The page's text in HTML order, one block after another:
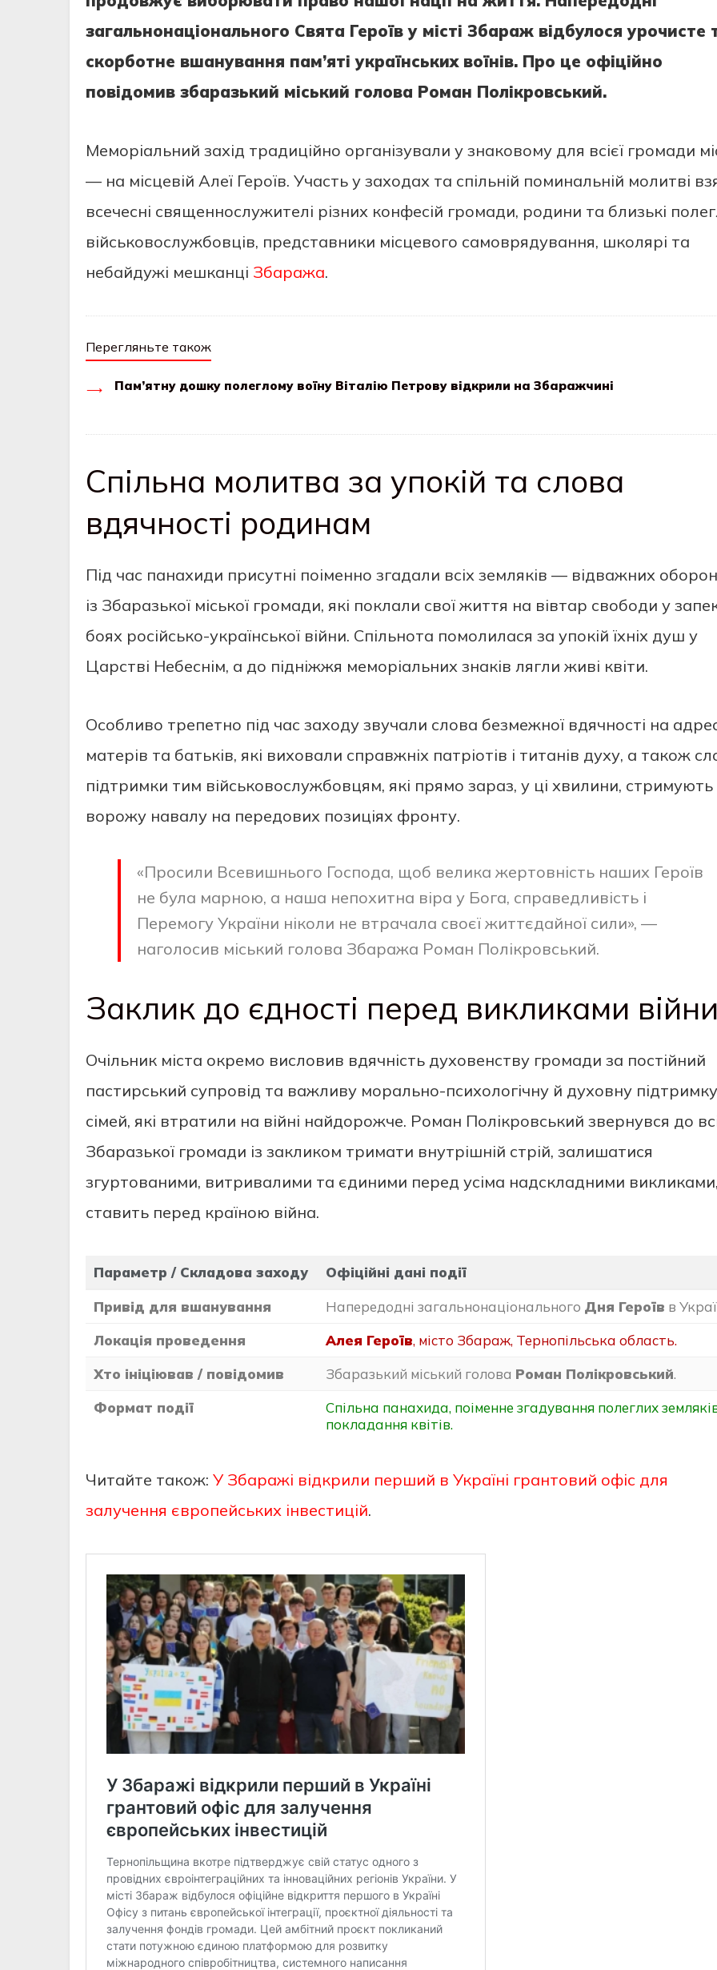
загальнонаціонального Свята Героїв у місті Збараж відбулося урочисте
скорботне вшанування пам’яті українських воїнів. Про це офіційно
повідомив збаразький міський голова Роман Полікровський.
Меморіальний захід традиційно організували у знаковому для всієї громади
— на місцевій Алеї Героїв. Участь у заходах та спільній поминальній молитві
всечесні священнослужителі різних конфесій громади, родини та близькі
військовослужбовців, представники місцевого самоврядування, школярі та
небайдужі мешканці Збаража.
Перегляньте також
Пам’ятну дошку полеглому воїну Віталію Петрову відкрили на Збаражчині
Спільна молитва за упокій та слова
вдячності родинам
Під час панахиди присутні поіменно згадали всіх земляків — відважних
із Збаразької міської громади, які поклали свої життя на вівтар свободи у
боях російсько-української війни. Спільнота помолилася за упокій їхніх душ у
Царстві Небеснім, а до підніжжя меморіальних знаків лягли живі квіти.
Особливо трепетно під час заходу звучали слова безмежної вдячності на
матерів та батьків, які виховали справжніх патріотів і титанів духу, а також
підтримки тим військовослужбовцям, які прямо зараз, у ці хвилини, стримують
ворожу навалу на передових позиціях фронту.
«Просили Всевишнього Господа, щоб велика жертовність наших Героїв
не була марною, а наша непохитна віра у Бога, справедливість і
Перемогу України ніколи не втрачала своєї життєдайної сили», —
наголосив міський голова Збаража Роман Полікровський.
Заклик до єдності перед викликами війни
Очільник міста окремо висловив вдячність духовенству громади за постійний
пастирський супровід та важливу морально-психологічну й духовну підтримку
сімей, які втратили на війні найдорожче. Роман Полікровський звернувся до
Збаразької громади із закликом тримати внутрішній стрій, залишатися
згуртованими, витривалими та єдиними перед усіма надскладними викликами,
ставить перед країною війна.
Параметр / Складова заходу Офіційні дані події
Привід для вшанування Напередодні загальнонаціонального Дня Героїв в
Локація проведення
Алея Героїв, місто Збараж, Тернопільська область.
Хто ініціював / повідомив
Збаразький міський голова Роман Полікровський.
Формат події
Спільна панахида, поіменне згадування полеглих
покладання квітів.
Читайте також: У Збаражі відкрили перший в Україні грантовий офіс для
залучення європейських інвестицій.